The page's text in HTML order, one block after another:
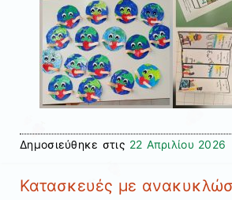
Δημοσιεύθηκε στις 22 Απριλίου 2026
Κατασκευές με